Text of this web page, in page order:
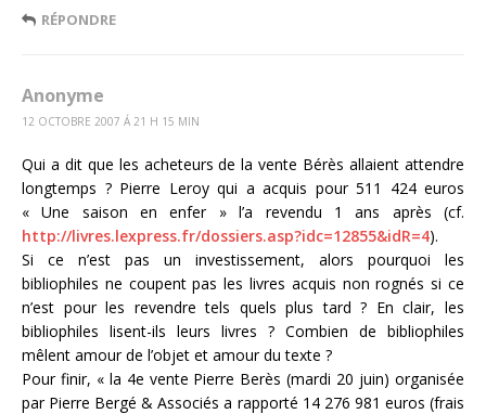
RÉPONDRE
Anonyme
12 OCTOBRE 2007 Á 21 H 15 MIN
Qui a dit que les acheteurs de la vente Bérès allaient attendre
longtemps ? Pierre Leroy qui a acquis pour 511 424 euros
« Une saison en enfer » l’a revendu 1 ans après (cf.
http://livres.lexpress.fr/dossiers.asp?idc=12855&idR=4).
Si ce n’est pas un investissement, alors pourquoi les
bibliophiles ne coupent pas les livres acquis non rognés si ce
n’est pour les revendre tels quels plus tard ? En clair, les
bibliophiles lisent-ils leurs livres ? Combien de bibliophiles
mêlent amour de l’objet et amour du texte ?
Pour finir, « la 4e vente Pierre Berès (mardi 20 juin) organisée
par Pierre Bergé & Associés a rapporté 14 276 981 euros (frais